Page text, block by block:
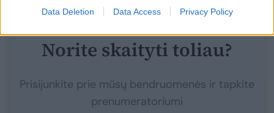
Data Deletion Data Access Privacy Policy
Norite skaityti toliau?
Prisijunkite prie mūsų bendruomenės ir tapkite
prenumeratoriumi